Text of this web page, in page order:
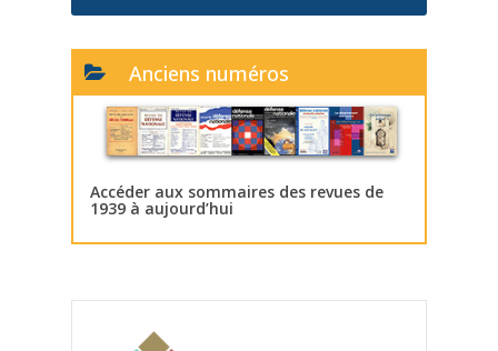
Anciens numéros
Accéder aux sommaires des revues de
1939 à aujourd’hui